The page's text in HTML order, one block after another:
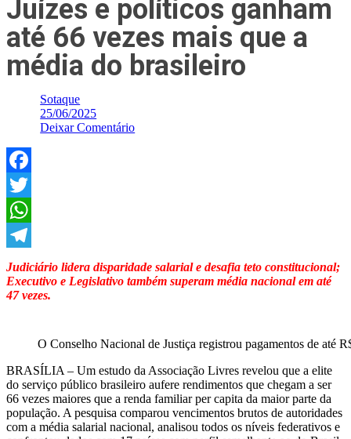
Juízes e políticos ganham
até 66 vezes mais que a
média do brasileiro
Sotaque
25/06/2025
Deixar Comentário
Facebook
Twitter
WhatsApp
Telegram
Judiciário lidera disparidade salarial e desafia teto constitucional;
Executivo e Legislativo também superam média nacional em até
47 vezes.
O Conselho Nacional de Justiça registrou pagamentos de até
BRASÍLIA – Um estudo da Associação Livres revelou que a elite
do serviço público brasileiro aufere rendimentos que chegam a ser
66 vezes maiores que a renda familiar per capita da maior parte da
população. A pesquisa comparou vencimentos brutos de autoridades
com a média salarial nacional, analisou todos os níveis federativos e